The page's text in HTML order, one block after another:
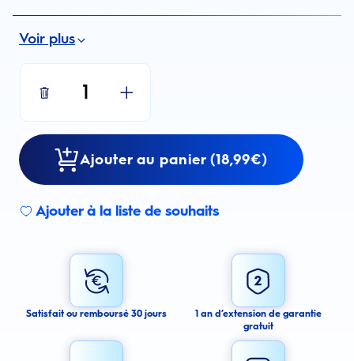
Voir plus
1
Ajouter au panier (18,99€)
Ajouter à la liste de souhaits
I agree to receive email alerts about this product.
By signing up for email alerts, you agree to receive email
communications regarding this product. We may use your email address
to send you email messages about product availability. We process your
personal data as stated in our Privacy Policy. You may withdraw your
consent or manage your email preferences at any time.
Satisfait ou remboursé 30 jours
1 an d’extension de garantie
gratuit